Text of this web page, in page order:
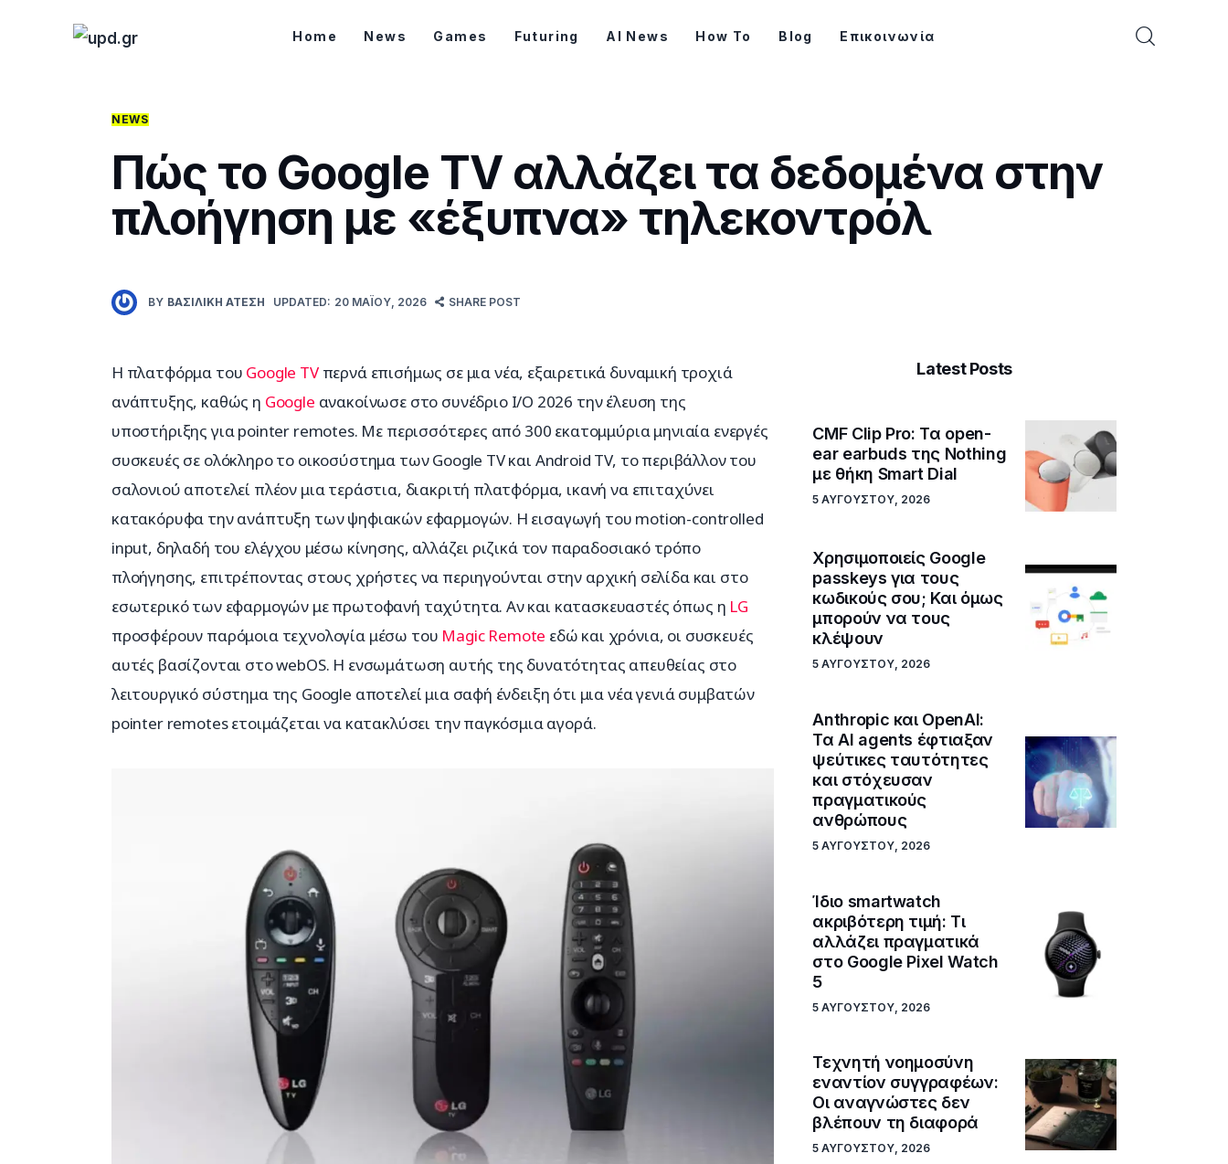
Home News Games Futuring AI News How To Blog Επικοινωνία
NEWS
Πώς το Google TV αλλάζει τα δεδομένα στην
πλοήγηση με «έξυπνα» τηλεκοντρόλ
BY ΒΑΣΙΛΙΚΉ ΑΤΈΣΗ UPDATED: 20 ΜΑΪ́ΟΥ, 2026 SHARE POST
Η πλατφόρμα του Google TV περνά επισήμως σε μια νέα, εξαιρετικά δυναμική τροχιά
ανάπτυξης, καθώς η Google ανακοίνωσε στο συνέδριο I/O 2026 την έλευση της
υποστήριξης για pointer remotes. Με περισσότερες από 300 εκατομμύρια μηνιαία ενεργές
συσκευές σε ολόκληρο το οικοσύστημα των Google TV και Android TV, το περιβάλλον του
σαλονιού αποτελεί πλέον μια τεράστια, διακριτή πλατφόρμα, ικανή να επιταχύνει
κατακόρυφα την ανάπτυξη των ψηφιακών εφαρμογών. Η εισαγωγή του motion-controlled
input, δηλαδή του ελέγχου μέσω κίνησης, αλλάζει ριζικά τον παραδοσιακό τρόπο
πλοήγησης, επιτρέποντας στους χρήστες να περιηγούνται στην αρχική σελίδα και στο
εσωτερικό των εφαρμογών με πρωτοφανή ταχύτητα. Αν και κατασκευαστές όπως η LG
προσφέρουν παρόμοια τεχνολογία μέσω του Magic Remote εδώ και χρόνια, οι συσκευές
αυτές βασίζονται στο webOS. Η ενσωμάτωση αυτής της δυνατότητας απευθείας στο
λειτουργικό σύστημα της Google αποτελεί μια σαφή ένδειξη ότι μια νέα γενιά συμβατών
pointer remotes ετοιμάζεται να κατακλύσει την παγκόσμια αγορά.
Latest Posts
CMF Clip Pro: Τα open-
ear earbuds της Nothing
με θήκη Smart Dial
5 ΑΥΓΟΎΣΤΟΥ, 2026
Χρησιμοποιείς Google
passkeys για τους
κωδικούς σου; Και όμως
μπορούν να τους
κλέψουν
5 ΑΥΓΟΎΣΤΟΥ, 2026
Anthropic και OpenAI:
Τα AI agents έφτιαξαν
ψεύτικες ταυτότητες
και στόχευσαν
πραγματικούς
ανθρώπους
5 ΑΥΓΟΎΣΤΟΥ, 2026
Ίδιο smartwatch
ακριβότερη τιμή: Τι
αλλάζει πραγματικά
στο Google Pixel Watch
5
5 ΑΥΓΟΎΣΤΟΥ, 2026
Τεχνητή νοημοσύνη
εναντίον συγγραφέων:
Οι αναγνώστες δεν
βλέπουν τη διαφορά
5 ΑΥΓΟΎΣΤΟΥ, 2026